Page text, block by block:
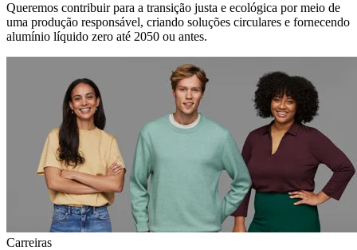
Queremos contribuir para a transição justa e ecológica por meio de
uma produção responsável, criando soluções circulares e fornecendo
alumínio líquido zero até 2050 ou antes.
Carreiras